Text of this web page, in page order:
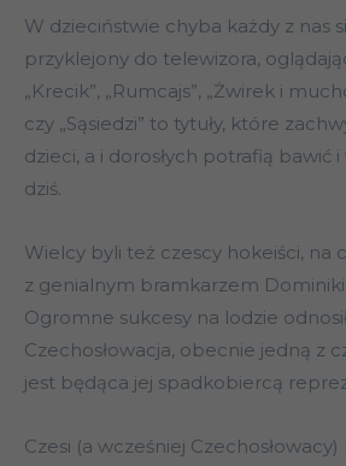
W dzieciństwie chyba każdy z nas
przyklejony do telewizora,
„Krecik”, „Rumcajs”, „Żwirek i
czy „Sąsiedzi” to tytuły, które
dzieci, a i dorosłych potrafią bawić
dziś.
Wielcy byli też czescy hokeiści, na
z genialnym bramkarzem
Ogromne sukcesy na lodzie
Czechosłowacja, obecnie jedną z
jest będąca jej spadkobiercą
Czesi (a wcześniej